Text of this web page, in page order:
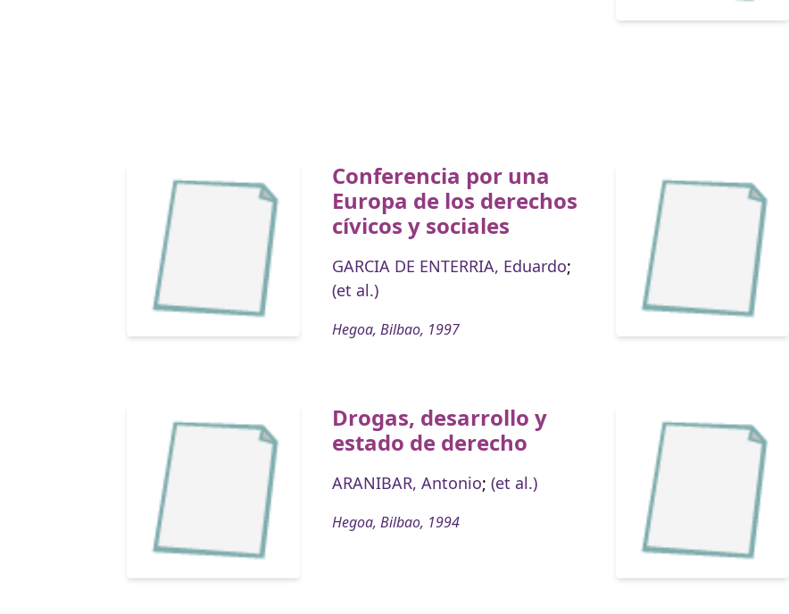
Conferencia por una
Europa de los derechos
cívicos y sociales
GARCIA DE ENTERRIA, Eduardo;
(et al.)
Hegoa, Bilbao, 1997
Drogas, desarrollo y
estado de derecho
ARANIBAR, Antonio; (et al.)
Hegoa, Bilbao, 1994